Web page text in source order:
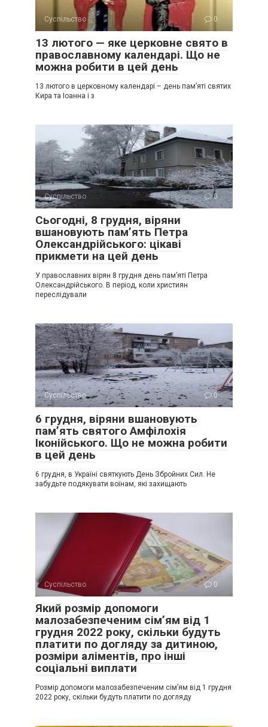
Суспільство 0
13 лютого — яке церковне свято в
православному календарі. Що не
можна робити в цей день
13 лютого в церковному календарі – день пам’яті святих
Кира та Іоанна і з
Суспільство 0
Сьогодні, 8 грудня, віряни
вшановують пам’ять Петра
Олександрійського: цікаві
прикмети на цей день
У православних вірян 8 грудня день пам’яті Петра
Олександрійського. В період, коли християн
переслідували
Суспільство 0
6 грудня, віряни вшановують
пам’ять святого Амфілохія
Іконійського. Що не можна робити
в цей день
6 грудня, в Україні святкують День Збройних Сил. Не
забудьте подякувати воїнам, які захищають
Суспільство 0
Який розмір допомоги
малозабезпеченим сім’ям від 1
грудня 2022 року, скільки будуть
платити по догляду за дитиною,
розміри аліментів, про інші
соціальні виплати
Розмір допомоги малозабезпеченим сім’ям від 1 грудня
2022 року, скільки будуть платити по догляду